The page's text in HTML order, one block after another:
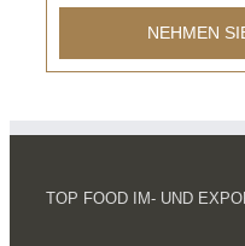
NEHMEN
TOP FOOD IM- UND